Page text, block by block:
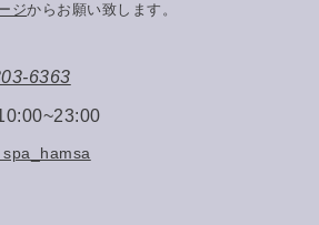
ジからお願い致します。
6363